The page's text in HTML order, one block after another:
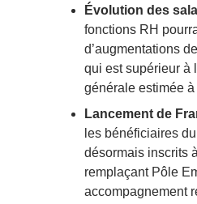
Évolution des
fonctions RH
d’augmentations
qui est supérieur à
générale estimée à
Lancement de
les bénéficiaires
désormais inscrits
remplaçant Pôle
accompagnement